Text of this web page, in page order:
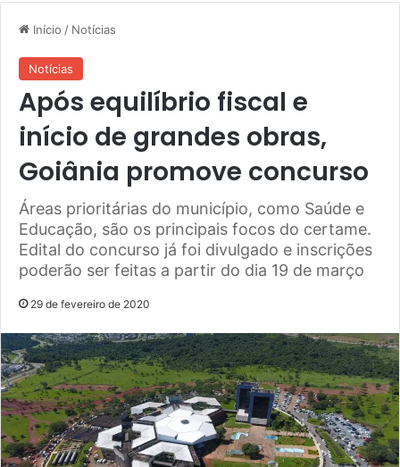
Início / Notícias
Notícias
Após equilíbrio fiscal e
início de grandes obras,
Goiânia promove concurso
Áreas prioritárias do município, como Saúde e
Educação, são os principais focos do certame.
Edital do concurso já foi divulgado e inscrições
poderão ser feitas a partir do dia 19 de março
29 de fevereiro de 2020